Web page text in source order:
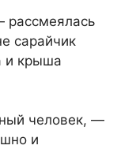
сарайчик
и крыша
человек, —
и